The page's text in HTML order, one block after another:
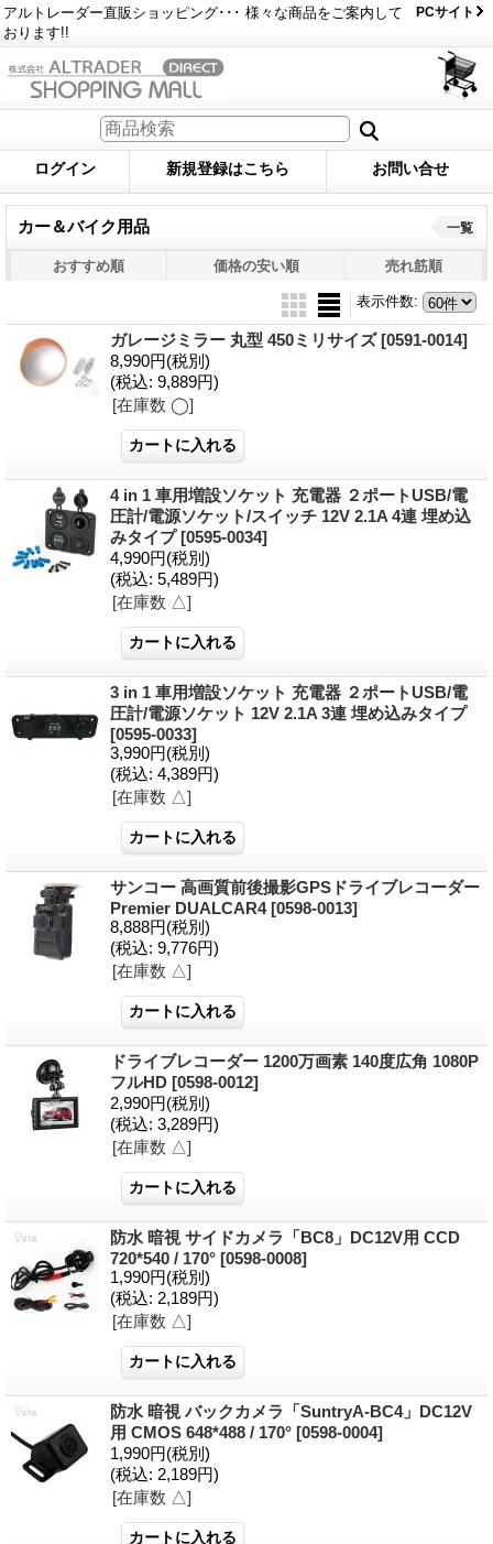
アルトレーダー直販ショッピング･･･ 様々な商品をご案内して
おります!!
PCサイト
ログイン 新規登録はこちら お問い合せ
カー＆バイク用品 一覧
おすすめ順 価格の安い順 売れ筋順
表示件数:
ガレージミラー 丸型 450ミリサイズ[0591-0014]
8,990円(税別)
(税込: 9,889円)
[在庫数 ◯]
4 in 1 車用増設ソケット 充電器 ２ポートUSB/電
圧計/電源ソケット/スイッチ 12V 2.1A 4連 埋め込
みタイプ[0595-0034]
4,990円(税別)
(税込: 5,489円)
[在庫数 △]
3 in 1 車用増設ソケット 充電器 ２ポートUSB/電
圧計/電源ソケット 12V 2.1A 3連 埋め込みタイプ
[0595-0033]
3,990円(税別)
(税込: 4,389円)
[在庫数 △]
サンコー 高画質前後撮影GPSドライブレコーダー
Premier DUALCAR4[0598-0013]
8,888円(税別)
(税込: 9,776円)
[在庫数 △]
ドライブレコーダー 1200万画素 140度広角 1080P
フルHD [0598-0012]
2,990円(税別)
(税込: 3,289円)
[在庫数 △]
防水 暗視 サイドカメラ「BC8」DC12V用 CCD
720*540 / 170° [0598-0008]
1,990円(税別)
(税込: 2,189円)
[在庫数 △]
防水 暗視 バックカメラ「SuntryA-BC4」DC12V
用 CMOS 648*488 / 170° [0598-0004]
1,990円(税別)
(税込: 2,189円)
[在庫数 △]